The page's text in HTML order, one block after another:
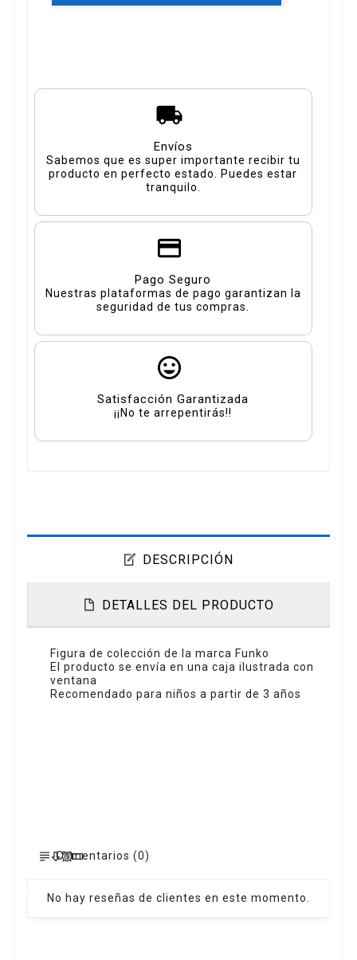
Envíos
Sabemos que es super importante recibir tu
producto en perfecto estado. Puedes estar
tranquilo.
Pago Seguro
Nuestras plataformas de pago garantizan la
seguridad de tus compras.
Satisfacción Garantizada
¡¡No te arrepentirás!!
DESCRIPCIÓN
DETALLES DEL PRODUCTO
Figura de colección de la marca Funko
El producto se envía en una caja ilustrada con
ventana
Recomendado para niños a partir de 3 años
Comentarios (0)
No hay reseñas de clientes en este momento.